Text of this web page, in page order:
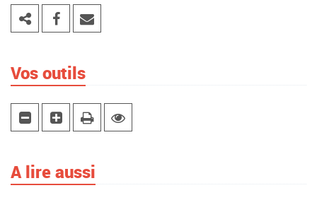
Vos outils
A lire aussi